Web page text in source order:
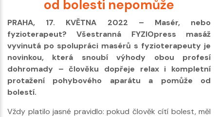
od bolesti nepomůže
PRAHA, 17. KVĚTNA 2022 – Masér, nebo
fyzioterapeut? Všestranná FYZIOpress masáž
vyvinutá po spolupráci masérů s fyzioterapeuty je
novinkou, která snoubí výhody obou profesí
dohromady – člověku dopřeje relax i kompletní
protažení pohybového aparátu a pomůže od
bolestí.
Vždy platilo jasné pravidlo: pokud člověk cítí bolest, měl